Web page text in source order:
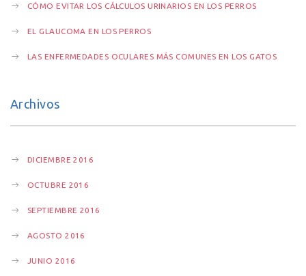
CÓMO EVITAR LOS CÁLCULOS URINARIOS EN LOS PERROS
EL GLAUCOMA EN LOS PERROS
LAS ENFERMEDADES OCULARES MÁS COMUNES EN LOS GATOS
Archivos
DICIEMBRE 2016
OCTUBRE 2016
SEPTIEMBRE 2016
AGOSTO 2016
JUNIO 2016